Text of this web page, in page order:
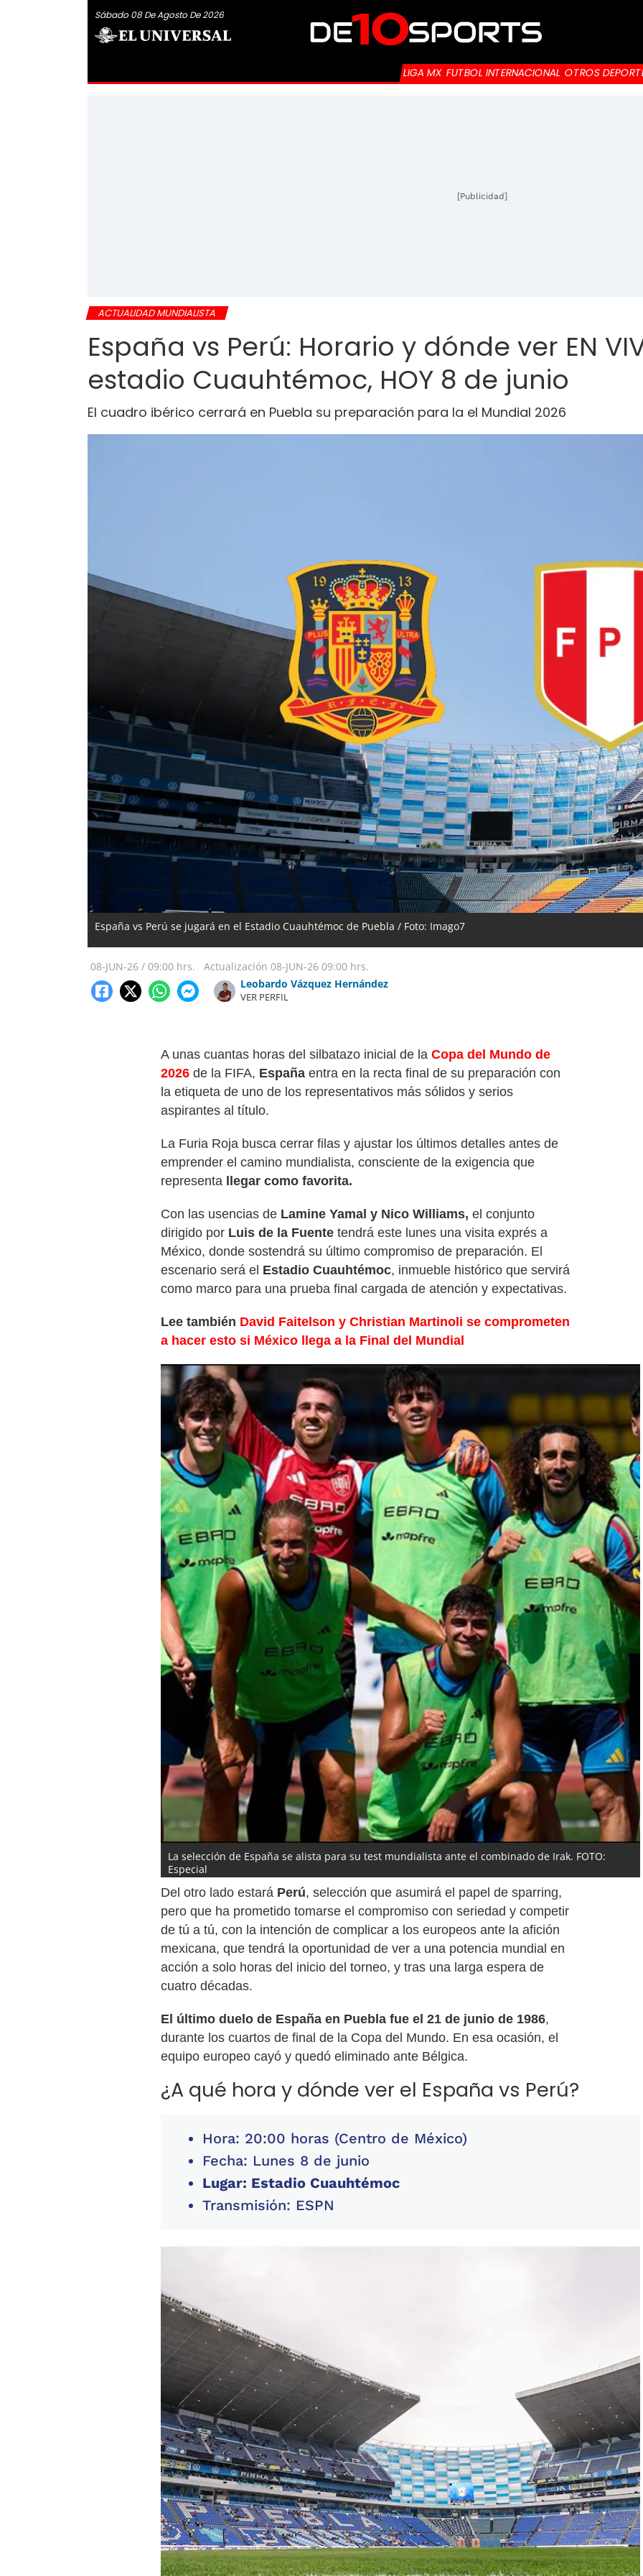
Sábado 08 De Agosto De 2026
LIGA MX FUTBOL INTERNACIONAL OTROS
[Publicidad]
ACTUALIDAD MUNDIALISTA
España vs Perú: Horario y dónde ver EN
estadio Cuauhtémoc, HOY 8 de junio
El cuadro ibérico cerrará en Puebla su preparación para la el Mundial 2026
España vs Perú se jugará en el Estadio Cuauhtémoc de Puebla / Foto: Imago7
08-JUN-26 / 09:00 hrs. Actualización 08-JUN-26 09:00 hrs.
Leobardo Vázquez Hernández
VER PERFIL
A unas cuantas horas del silbatazo inicial de la Copa del Mundo de
2026 de la FIFA, España entra en la recta final de su preparación con
la etiqueta de uno de los representativos más sólidos y serios
aspirantes al título.
La Furia Roja busca cerrar filas y ajustar los últimos detalles antes de
emprender el camino mundialista, consciente de la exigencia que
representa
llegar como favorita.
Con las usencias de Lamine Yamal y Nico Williams, el conjunto
dirigido por Luis de la Fuente tendrá este lunes una visita exprés a
México, donde sostendrá su último compromiso de preparación. El
escenario será el Estadio Cuauhtémoc, inmueble histórico que servirá
como marco para una prueba final cargada de atención y expectativas.
Lee también David Faitelson y Christian Martinoli se comprometen
a hacer esto si México llega a la Final del Mundial
La selección de España se alista para su test mundialista ante el combinado de Irak. FOTO:
Especial
Del otro lado estará Perú, selección que asumirá el papel de sparring,
pero que ha prometido tomarse el compromiso con seriedad y competir
de tú a tú, con la intención de complicar a los europeos ante la afición
mexicana, que tendrá la oportunidad de ver a una potencia mundial en
acción a solo horas del inicio del torneo, y tras una larga espera de
cuatro décadas.
El último duelo de España en Puebla fue el 21 de junio de 1986,
durante los cuartos de final de la Copa del Mundo. En esa ocasión, el
equipo europeo cayó y quedó eliminado ante Bélgica.
¿A qué hora y dónde ver el España vs Perú?
Hora: 20:00 horas (Centro de México)
Fecha: Lunes 8 de junio
Lugar: Estadio Cuauhtémoc
Transmisión: ESPN